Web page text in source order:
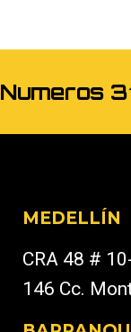
MEDELLÍN
CRA 48 #
146 Cc.